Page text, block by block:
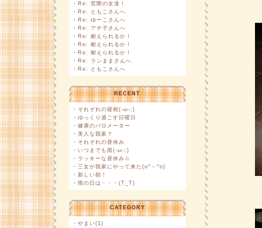
・ Re: 窓際の女達！
・ Re: ともこさんへ
・ Re: ゆーこさんへ
・ Re: アチ子さんへ
・ Re: 耐えられるか！
・ Re: 耐えられるか！
・ Re: 耐えられるか！
・ Re: ランままさんへ
・ Re: ともこさんへ
RECENT
・ それぞれの寝相(-ω-;)
・ ゆっくり過ごす日曜日
・ 健康のバロメーター
・ 美人な我家？
・ それぞれの昼休み
・ いつまでも雨(-ω-;)
・ ラッキーな昼休み☆
・ 三女が我家にやって来た(o^－^o)
・ 新しい朝！
・ 雨の日は・・・(T_T)
CATEGORY
・ やまい(1)